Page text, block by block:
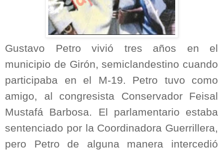
Gustavo Petro vivió tres años en el
municipio de Girón, semiclandestino cuando
participaba en el M-19. Petro tuvo como
amigo, al congresista Conservador Feisal
Mustafá Barbosa. El parlamentario estaba
sentenciado por la Coordinadora Guerrillera,
pero Petro de alguna manera intercedió